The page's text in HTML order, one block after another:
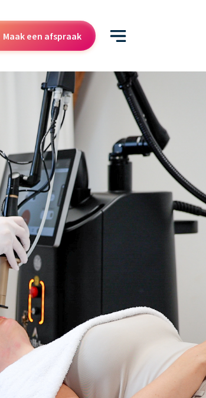
Maak een afspraak
5,0
563 Google reviews
Heb je een
vraag over
Injectables
Vraag ‘t aan drs. Rik Dassen.
043 200 3130
Neem contact op